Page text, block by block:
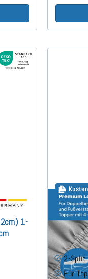
1-
Bella
2-Split
Für